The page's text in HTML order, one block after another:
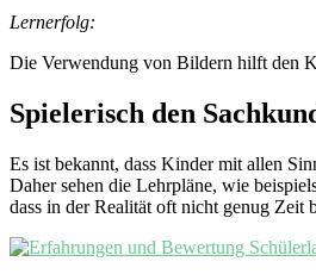
Lernerfolg:
Die Verwendung von Bildern hilft den
Spielerisch den
Es ist bekannt, dass Kinder mit allen
Daher sehen die Lehrpläne, wie
dass in der Realität oft nicht genug Zeit